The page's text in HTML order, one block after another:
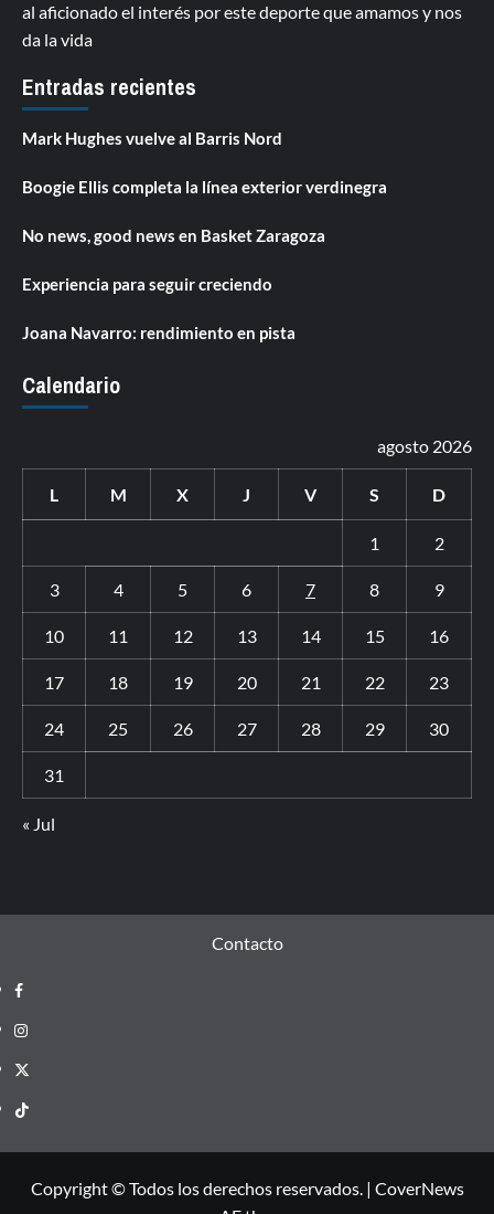
al aficionado el interés por este deporte que amamos y nos
da la vida
Entradas recientes
Mark Hughes vuelve al Barris Nord
Boogie Ellis completa la línea exterior verdinegra
No news, good news en Basket Zaragoza
Experiencia para seguir creciendo
Joana Navarro: rendimiento en pista
Calendario
agosto 2026
L M X J V S D
1 2
3 4 5 6 7 8 9
10 11 12 13 14 15 16
17 18 19 20 21 22 23
24 25 26 27 28 29 30
31
« Jul
Contacto
Copyright © Todos los derechos reservados. | CoverNews